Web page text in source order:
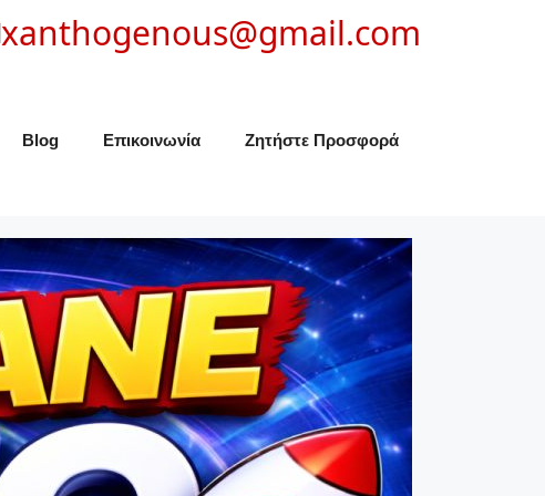
xanthogenous@gmail.com
Blog Επικοινωνία Ζητήστε Προσφορά